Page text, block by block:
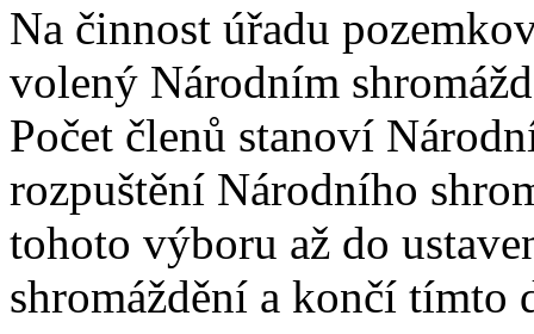
Na činnost úřadu
volený Národním
Počet členů stanoví
rozpuštění Národního
tohoto výboru až do
shromáždění a končí tímto